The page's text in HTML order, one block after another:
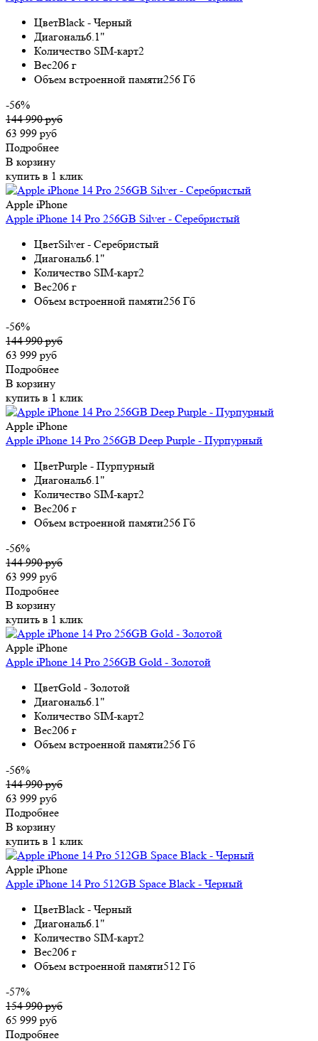
ЦветBlack - Черный
Диагональ6.1"
Количество SIM-карт2
Вес206 г
Объем встроенной памяти256 Гб
-56%
144 990 руб
63 999 руб
Подробнее
В корзину
купить в 1 клик
Apple iPhone
Apple iPhone 14 Pro 256GB Silver - Серебристый
ЦветSilver - Серебристый
Диагональ6.1"
Количество SIM-карт2
Вес206 г
Объем встроенной памяти256 Гб
-56%
144 990 руб
63 999 руб
Подробнее
В корзину
купить в 1 клик
Apple iPhone
Apple iPhone 14 Pro 256GB Deep Purple - Пурпурный
ЦветPurple - Пурпурный
Диагональ6.1"
Количество SIM-карт2
Вес206 г
Объем встроенной памяти256 Гб
-56%
144 990 руб
63 999 руб
Подробнее
В корзину
купить в 1 клик
Apple iPhone
Apple iPhone 14 Pro 256GB Gold - Золотой
ЦветGold - Золотой
Диагональ6.1"
Количество SIM-карт2
Вес206 г
Объем встроенной памяти256 Гб
-56%
144 990 руб
63 999 руб
Подробнее
В корзину
купить в 1 клик
Apple iPhone
Apple iPhone 14 Pro 512GB Space Black - Черный
ЦветBlack - Черный
Диагональ6.1"
Количество SIM-карт2
Вес206 г
Объем встроенной памяти512 Гб
-57%
154 990 руб
65 999 руб
Подробнее